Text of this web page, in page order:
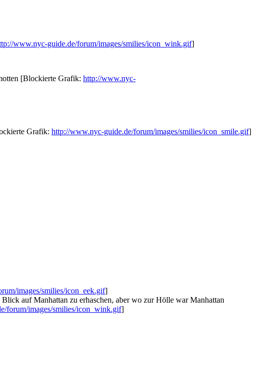
www.nyc-guide.de/forum/images/smilies/icon_wink.gif]
[Blockierte Grafik: http://www.nyc-
Grafik: http://www.nyc-guide.de/forum/images/smilies/icon_smile.gif]
images/smilies/icon_eek.gif]
auf Manhattan zu erhaschen, aber wo zur Hölle war Manhattan
forum/images/smilies/icon_wink.gif]